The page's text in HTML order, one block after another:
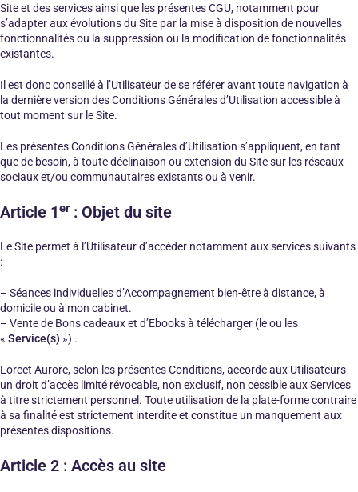
Site et des services ainsi que les présentes CGU, notamment pour
s’adapter aux évolutions du Site par la mise à disposition de nouvelles
fonctionnalités ou la suppression ou la modification de fonctionnalités
existantes.
Il est donc conseillé à l’Utilisateur de se référer avant toute navigation à
la dernière version des Conditions Générales d’Utilisation accessible à
tout moment sur le Site.
Les présentes Conditions Générales d’Utilisation s’appliquent, en tant
que de besoin, à toute déclinaison ou extension du Site sur les réseaux
sociaux et/ou communautaires existants ou à venir.
Article 1er: Objet du site
Le Site permet à l’Utilisateur d’accéder notamment aux services suivants
:
– Séances individuelles d’Accompagnement bien-être à distance, à
domicile ou à mon cabinet.
– Vente de Bons cadeaux et d’Ebooks à télécharger (le ou les
« Service(s) ») .
Lorcet Aurore, selon les présentes Conditions, accorde aux Utilisateurs
un droit d’accès limité révocable, non exclusif, non cessible aux Services
à titre strictement personnel. Toute utilisation de la plate-forme contraire
à sa finalité est strictement interdite et constitue un manquement aux
présentes dispositions.
Article 2 : Accès au site